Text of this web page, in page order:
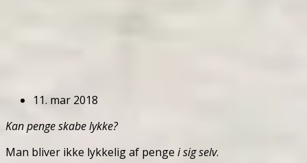
11. mar 2018
Kan penge skabe lykke?
Man bliver ikke lykkelig af penge i sig selv.